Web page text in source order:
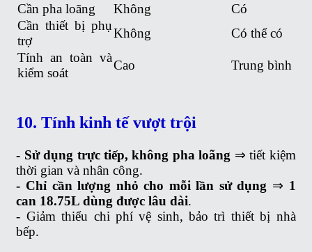
Cần pha loãng
Không
Có
Cần thiết bị phụ
trợ
Không
Có thể có
Tính an toàn và
kiểm soát
Cao Trung bình
10. Tính kinh tế vượt trội
- Sử dụng trực tiếp, không pha loãng ⇒ tiết kiệm
thời gian và nhân công.
- Chỉ cần lượng nhỏ cho mỗi lần sử dụng ⇒ 1
can 18.75L dùng được lâu dài.
- Giảm thiểu chi phí vệ sinh, bảo trì thiết bị nhà
bếp.